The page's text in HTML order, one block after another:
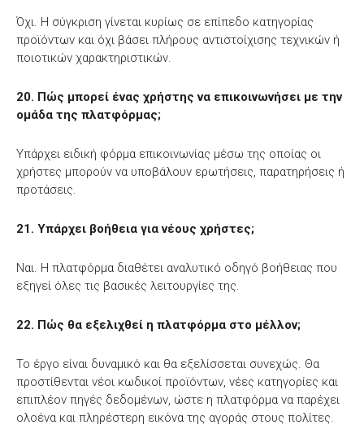
Όχι. Η σύγκριση γίνεται κυρίως σε επίπεδο κατηγορίας
προϊόντων και όχι βάσει πλήρους αντιστοίχισης τεχνικών ή
ποιοτικών χαρακτηριστικών.
20. Πώς μπορεί ένας χρήστης να επικοινωνήσει με την
ομάδα της πλατφόρμας;
Υπάρχει ειδική φόρμα επικοινωνίας μέσω της οποίας οι
χρήστες μπορούν να υποβάλουν ερωτήσεις, παρατηρήσεις ή
προτάσεις.
21. Υπάρχει βοήθεια για νέους χρήστες;
Ναι. Η πλατφόρμα διαθέτει αναλυτικό οδηγό βοήθειας που
εξηγεί όλες τις βασικές λειτουργίες της.
22. Πώς θα εξελιχθεί η πλατφόρμα στο μέλλον;
Το έργο είναι δυναμικό και θα εξελίσσεται συνεχώς. Θα
προστίθενται νέοι κωδικοί προϊόντων, νέες κατηγορίες και
επιπλέον πηγές δεδομένων, ώστε η πλατφόρμα να παρέχει
ολοένα και πληρέστερη εικόνα της αγοράς στους πολίτες.